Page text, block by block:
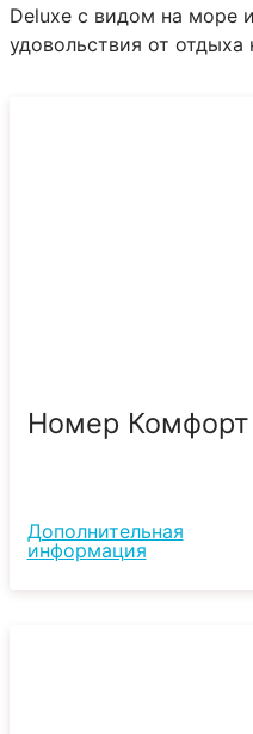
Deluxe с видом на море
удовольствия от отдыха
Номер Комфорт
Дополнительная
информация